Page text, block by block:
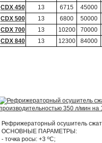
CDX 450
13 6715
45000
CDX 500
13 6800
50000
CDX 700
13 10200
70000
CDX 840
13 12300 84000
Рефрижераторный осушитель
ОСНОВНЫЕ ПАРАМЕТРЫ:
- точка росы: +3 оС;